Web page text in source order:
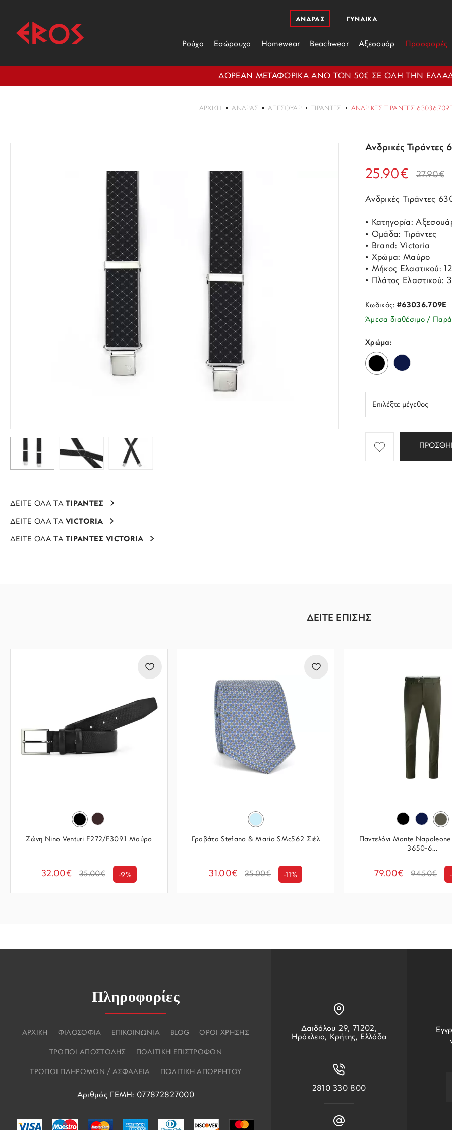
ΑΝΔΡΑΣ
Ρούχα Εσώρουχα Homewear Beachwear Αξεσουάρ Προσφορές
ΓΥΝΑΙΚΑ
ΔΩΡΕΑΝ ΜΕΤΑΦΟΡΙΚΑ ΑΝΩ ΤΩΝ 50€ ΣΕ ΟΛΗ ΤΗΝ
ΑΡΧΙΚΉ ΑΝΔΡΑΣ ΑΞΕΣΟΥΆΡ ΤΙΡΆΝΤΕΣ ΑΝΔΡΙΚΈΣ ΤΙΡΆΝΤΕΣ
ΔΕΙΤΕ ΟΛΑ ΤΑΤΙΡΑΝΤΕΣ
ΔΕΙΤΕ ΟΛΑ ΤΑVICTORIA
ΔΕΙΤΕ ΟΛΑ ΤΑΤΙΡΑΝΤΕΣ VICTORIA
Ανδρικές
25.90€ 27.90€
Ανδρικές Τιράντες
• Κατηγορία:
• Ομάδα: Τιράντες
• Brand: Victoria
• Χρώμα: Μαύρο
• Μήκος Ελαστικού:
• Πλάτος Ελαστικού:
Κωδικός:#63036.709E
Άμεσα διαθέσιμο /
Χρώμα:
ΔΕΙΤΕ ΕΠΙΣΗΣ
Ζώνη Nino Venturi F272/F309.1 Μαύρο
32.00€ 35.00€ -9%
Γραβάτα Stefano & Mario SMc562 Σιέλ
31.00€ 35.00€ -11%
Παντελόνι Monte
3650-6...
79.00€ 94.50€
Πληροφορίες
ΑΡΧΙΚΗ ΦΙΛΟΣΟΦΙΑ ΕΠΙΚΟΙΝΩΝΙΑ BLOG ΟΡΟΙ ΧΡΗΣΗΣ
ΤΡΟΠΟΙ ΑΠΟΣΤΟΛΗΣ ΠΟΛΙΤΙΚΗ ΕΠΙΣΤΡΟΦΩΝ
ΤΡΟΠΟΙ ΠΛΗΡΩΜΩΝ / ΑΣΦΑΛΕΙΑ ΠΟΛΙΤΙΚΗ ΑΠΟΡΡΗΤΟΥ
Αριθμός ΓΕΜΗ: 077872827000
Δαιδάλου 29, 71202,
Ηράκλειο, Κρήτης, Ελλάδα
2810 330 800